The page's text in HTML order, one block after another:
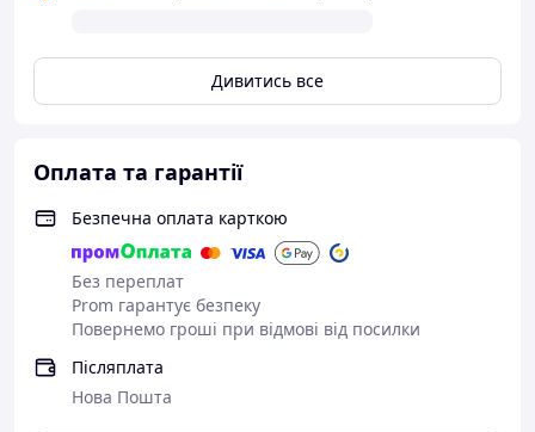
Дивитись все
Оплата та гарантії
Безпечна оплата карткою
Без переплат
Prom гарантує безпеку
Повернемо гроші при відмові від посилки
Післяплата
Нова Пошта